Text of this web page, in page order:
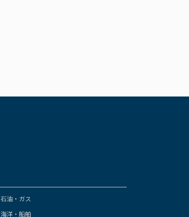
石油・ガス
海洋・船舶